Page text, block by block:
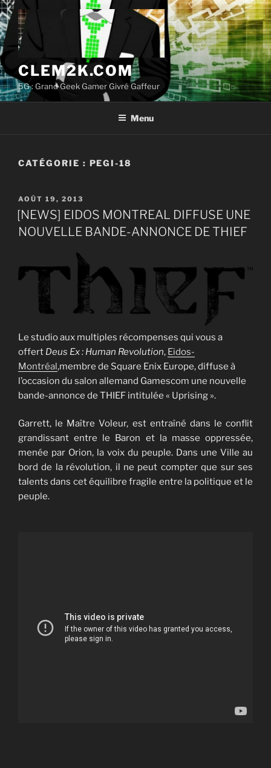
Aller
au
contenu
principal
CLEM2K.COM
5G : Grand Geek Gamer Givré Gaffeur
Menu
CATÉGORIE : PEGI-18
PUBLIÉ
LE
AOÛT 19, 2013
[NEWS] EIDOS MONTREAL DIFFUSE UNE
NOUVELLE BANDE-ANNONCE DE THIEF
Le studio aux multiples récompenses qui vous a
offert Deus Ex : Human Revolution, Eidos-
Montréal,membre de Square Enix Europe, diffuse à
l’occasion du salon allemand Gamescom une nouvelle
bande-annonce de THIEF intitulée « Uprising ».
Garrett, le Maître Voleur, est entraîné dans le conflit
grandissant entre le Baron et la masse oppressée,
menée par Orion, la voix du peuple. Dans une Ville au
bord de la révolution, il ne peut compter que sur ses
talents dans cet équilibre fragile entre la politique et le
peuple.